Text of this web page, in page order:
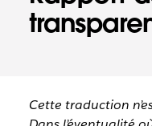
Cette traduction